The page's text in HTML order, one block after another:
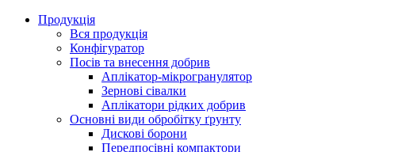
Продукція
Вся продукція
Конфігуратор
Посів та внесення добрив
Аплікатор-мікрогранулятор
Зернові сівалки
Аплікатори рідких добрив
Oсновні види обробітку ґрунту
Дискові борони
Передпосівні компактори